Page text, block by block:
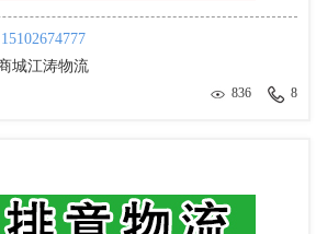
15102674777
城江涛物流
836 8